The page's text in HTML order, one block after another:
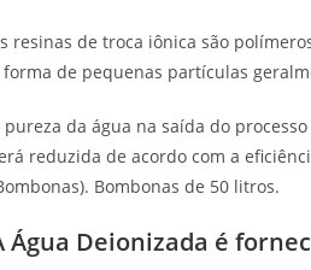
resinas de troca iônica são
forma de pequenas partículas
pureza da água na saída do
reduzida de acordo com a
Bombonas de 50 litros.
Água Deionizada é